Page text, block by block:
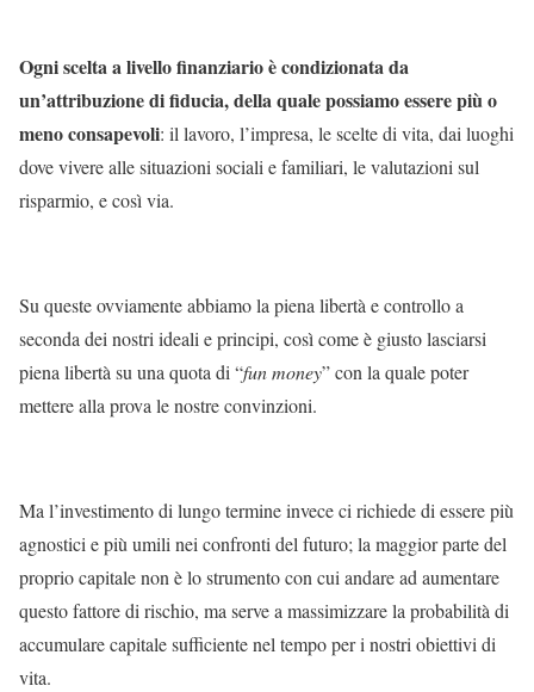
Ogni scelta a livello finanziario è condizionata da
un’attribuzione di fiducia, della quale possiamo essere più o
meno consapevoli: il lavoro, l’impresa, le scelte di vita, dai luoghi
dove vivere alle situazioni sociali e familiari, le valutazioni sul
risparmio, e così via.
Su queste ovviamente abbiamo la piena libertà e controllo a
seconda dei nostri ideali e principi, così come è giusto lasciarsi
piena libertà su una quota di “fun money” con la quale poter
mettere alla prova le nostre convinzioni.
Ma l’investimento di lungo termine invece ci richiede di essere più
agnostici e più umili nei confronti del futuro; la maggior parte del
proprio capitale non è lo strumento con cui andare ad aumentare
questo fattore di rischio, ma serve a massimizzare la probabilità di
accumulare capitale sufficiente nel tempo per i nostri obiettivi di
vita.